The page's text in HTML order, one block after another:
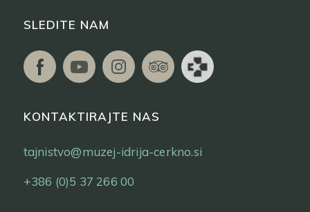
SLEDITE NAM
KONTAKTIRAJTE NAS
tajnistvo@muzej-idrija-cerkno.si
+386 (0)5 37 266 00